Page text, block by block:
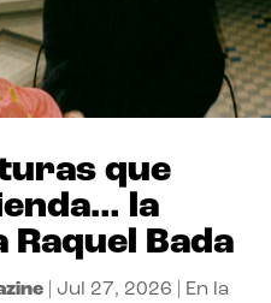
que
la
Bada
| Jul 27, 2026
En la